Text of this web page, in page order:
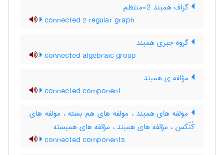
گراف همبند 2-منتظم
connected 2 regular graph
گروه جبری همبند
connected algebraic group
مؤلفه ی همبند
connected component
مولفه های همبند ، مولفه های هم بسته ، مولفه های
کُنّکس ، مؤلفه های همبند ، مؤلفه های همبسته
connected components